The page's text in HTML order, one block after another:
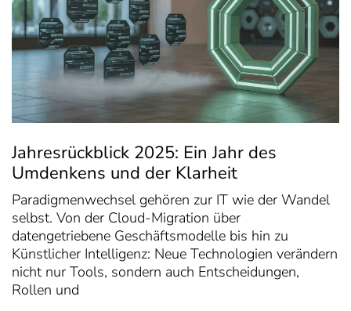
Jahresrückblick 2025: Ein Jahr des
Umdenkens und der Klarheit
Paradigmenwechsel gehören zur IT wie der Wandel
selbst. Von der Cloud-Migration über
datengetriebene Geschäftsmodelle bis hin zu
Künstlicher Intelligenz: Neue Technologien verändern
nicht nur Tools, sondern auch Entscheidungen,
Rollen und